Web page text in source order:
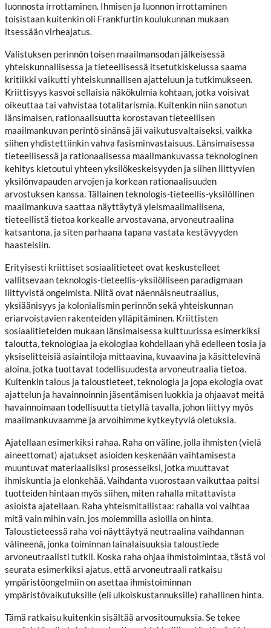
luonnosta irrottaminen. Ihmisen ja luonnon irrottaminen
toisistaan kuitenkin oli Frankfurtin koulukunnan mukaan
itsessään virheajatus.
Valistuksen perinnön toisen maailmansodan jälkeisessä
yhteiskunnallisessa ja tieteellisessä itsetutkiskelussa saama
kritiikki vaikutti yhteiskunnallisen ajatteluun ja tutkimukseen.
Kriittisyys kasvoi sellaisia näkökulmia kohtaan, jotka voisivat
oikeuttaa tai vahvistaa totalitarismia. Kuitenkin niin sanotun
länsimaisen, rationaalisuutta korostavan tieteellisen
maailmankuvan perintö sinänsä jäi vaikutusvaltaiseksi, vaikka
siihen yhdistettiinkin vahva fasisminvastaisuus. Länsimaisessa
tieteellisessä ja rationaalisessa maailmankuvassa teknologinen
kehitys kietoutui yhteen yksilökeskeisyyden ja siihen liittyvien
yksilönvapauden arvojen ja korkean rationaalisuuden
arvostuksen kanssa. Tällainen teknologis-tieteellis-yksilöllinen
maailmankuva saattaa näyttäytyä yleismaailmallisena,
tieteellistä tietoa korkealle arvostavana, arvoneutraalina
katsantona, ja siten parhaana tapana vastata kestävyyden
haasteisiin.
Erityisesti kriittiset sosiaalitieteet ovat keskustelleet
vallitsevaan teknologis-tieteellis-yksilölliseen paradigmaan
liittyvistä ongelmista. Niitä ovat näennäisneutraalius,
yksiäänisyys ja kolonialismin perinnön sekä yhteiskunnan
eriarvoistavien rakenteiden ylläpitäminen. Kriittisten
sosiaalitieteiden mukaan länsimaisessa kulttuurissa esimerkiksi
taloutta, teknologiaa ja ekologiaa kohdellaan yhä edelleen tosia ja
yksiselitteisiä asiaintiloja mittaavina, kuvaavina ja käsittelevinä
aloina, jotka tuottavat todellisuudesta arvoneutraalia tietoa.
Kuitenkin talous ja taloustieteet, teknologia ja jopa ekologia ovat
ajattelun ja havainnoinnin jäsentämisen luokkia ja ohjaavat meitä
havainnoimaan todellisuutta tietyllä tavalla, johon liittyy myös
maailmankuvaamme ja arvoihimme kytkeytyviä oletuksia.
Ajatellaan esimerkiksi rahaa. Raha on väline, jolla ihmisten (vielä
aineettomat) ajatukset asioiden keskenään vaihtamisesta
muuntuvat materiaalisiksi prosesseiksi, jotka muuttavat
ihmiskuntia ja elonkehää. Vaihdanta vuorostaan vaikuttaa paitsi
tuotteiden hintaan myös siihen, miten rahalla mitattavista
asioista ajatellaan. Raha yhteismitallistaa: rahalla voi vaihtaa
mitä vain mihin vain, jos molemmilla asioilla on hinta.
Taloustieteessä raha voi näyttäytyä neutraalina vaihdannan
välineenä, jonka toiminnan lainalaisuuksia taloustiede
arvoneutraalisti tutkii. Koska raha ohjaa ihmistoimintaa, tästä voi
seurata esimerkiksi ajatus, että arvoneutraali ratkaisu
ympäristöongelmiin on asettaa ihmistoiminnan
ympäristövaikutuksille (eli ulkoiskustannuksille) rahallinen hinta.
Tämä ratkaisu kuitenkin sisältää arvositoumuksia. Se tekee